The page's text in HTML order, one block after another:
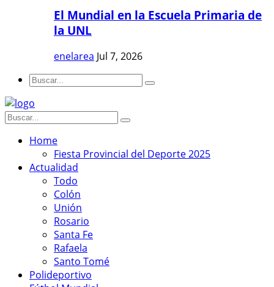
El Mundial en la Escuela Primaria de
la UNL
enelarea Jul 7, 2026
Home
Fiesta Provincial del Deporte 2025
Actualidad
Todo
Colón
Unión
Rosario
Santa Fe
Rafaela
Santo Tomé
Polideportivo